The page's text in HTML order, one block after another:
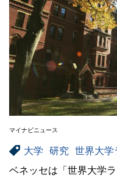
マイナビニュース
大学 研究
世界大学
ベネッセは「世界大学